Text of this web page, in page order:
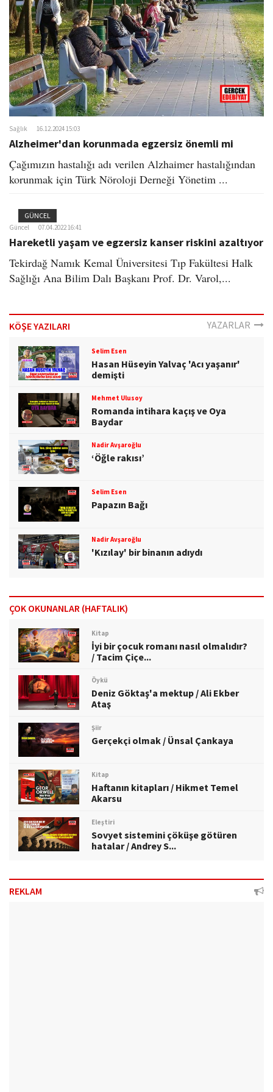
o
n
Sağlık 16.12.2024 15:03
Alzheimer'dan korunmada egzersiz önemli mi
Çağımızın hastalığı adı verilen Alzhaimer hastalığından
korunmak için Türk Nöroloji Derneği Yönetim ...
GÜNCEL
Güncel 07.04.2022 16:41
Hareketli yaşam ve egzersiz kanser riskini azaltıyor
Tekirdağ Namık Kemal Üniversitesi Tıp Fakültesi Halk
Sağlığı Ana Bilim Dalı Başkanı Prof. Dr. Varol,...
KÖŞE YAZILARI YAZARLAR
Selim Esen
Hasan Hüseyin Yalvaç 'Acı yaşanır'
demişti
Mehmet Ulusoy
Romanda intihara kaçış ve Oya
Baydar
Nadir Avşaroğlu
‘Öğle rakısı’
Selim Esen
Papazın Bağı
Nadir Avşaroğlu
'Kızılay' bir binanın adıydı
ÇOK OKUNANLAR (HAFTALIK)
Kitap
İyi bir çocuk romanı nasıl olmalıdır?
/ Tacim Çiçe...
Öykü
Deniz Göktaş'a mektup / Ali Ekber
Ataş
Şiir
Gerçekçi olmak / Ünsal Çankaya
Kitap
Haftanın kitapları / Hikmet Temel
Akarsu
Eleştiri
Sovyet sistemini çöküşe götüren
hatalar / Andrey S...
REKLAM